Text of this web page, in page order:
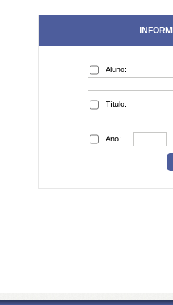
Aluno:
Título:
Ano: